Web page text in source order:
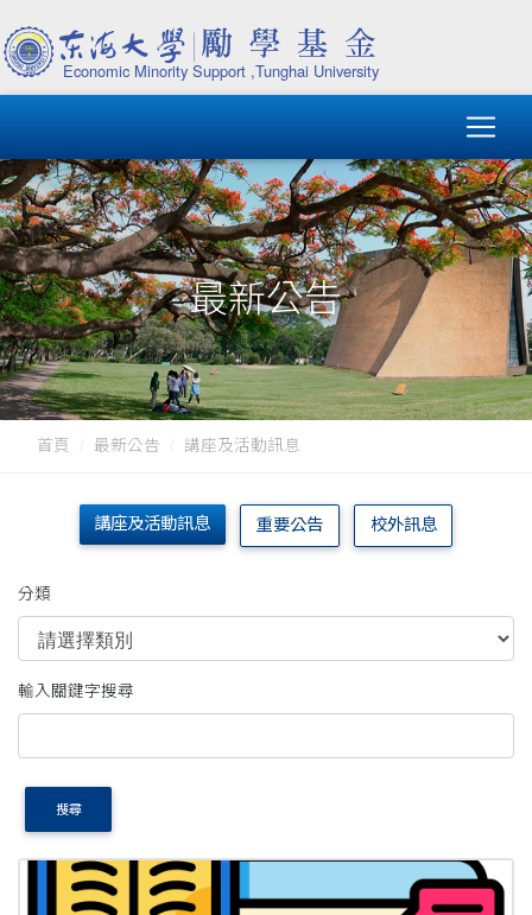
最新公告
首頁 最新公告 講座及活動訊息
講座及活動訊息 重要公告 校外訊息
分類
輸入關鍵字搜尋
搜尋